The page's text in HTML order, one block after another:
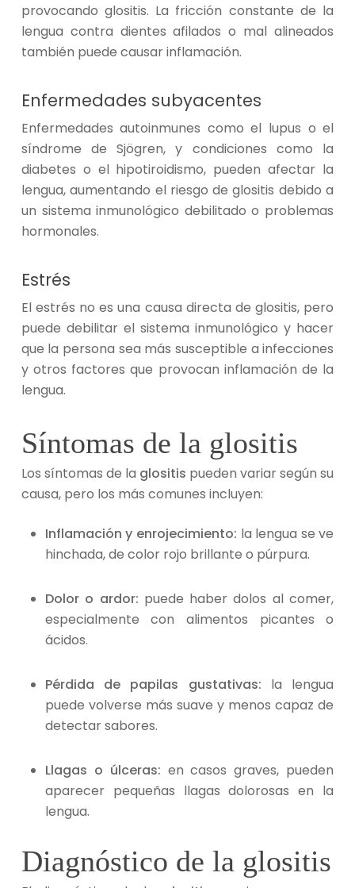
provocando glositis. La fricción constante de la
lengua contra dientes afilados o mal alineados
también puede causar inflamación.
Enfermedades subyacentes
Enfermedades autoinmunes como el lupus o el
síndrome de Sjögren, y condiciones como la
diabetes o el hipotiroidismo, pueden afectar la
lengua, aumentando el riesgo de glositis debido a
un sistema inmunológico debilitado o problemas
hormonales.
Estrés
El estrés no es una causa directa de glositis, pero
puede debilitar el sistema inmunológico y hacer
que la persona sea más susceptible a infecciones
y otros factores que provocan inflamación de la
lengua.
Síntomas de la glositis
Los síntomas de la glositis pueden variar según su
causa, pero los más comunes incluyen:
Inflamación y enrojecimiento: la lengua se ve
hinchada, de color rojo brillante o púrpura.
Dolor o ardor: puede haber dolos al comer,
especialmente con alimentos picantes o
ácidos.
Pérdida de papilas gustativas: la lengua
puede volverse más suave y menos capaz de
detectar sabores.
Llagas o úlceras: en casos graves, pueden
aparecer pequeñas llagas dolorosas en la
lengua.
Diagnóstico de la glositis